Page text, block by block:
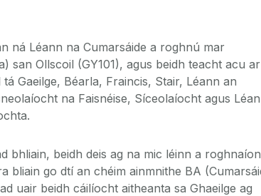
ná Léann na Cumarsáide a roghnú mar
san Ollscoil (GY101), agus beidh teacht acu ar
Gaeilge, Béarla, Fraincis, Stair, Léann an
na Faisnéise, Síceolaíocht agus
bhliain, beidh deis ag na mic léinn a
bliain go dtí an chéim ainmnithe BA
uair beidh cáilíocht aitheanta sa Ghaeilge ag